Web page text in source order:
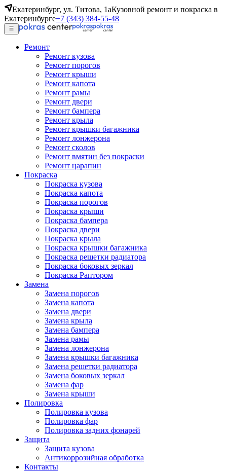
Екатеринбург, ул. Титова, 1аКузовной ремонт и покраска в
Екатеринбурге+7 (343) 384-55-48
Ремонт
Ремонт кузова
Ремонт порогов
Ремонт крыши
Ремонт капота
Ремонт рамы
Ремонт двери
Ремонт бампера
Ремонт крыла
Ремонт крышки багажника
Ремонт лонжерона
Ремонт сколов
Ремонт вмятин без покраски
Ремонт царапин
Покраска
Покраска кузова
Покраска капота
Покраска порогов
Покраска крыши
Покраска бампера
Покраска двери
Покраска крыла
Покраска крышки багажника
Покраска решетки радиатора
Покраска боковых зеркал
Покраска Раптором
Замена
Замена порогов
Замена капота
Замена двери
Замена крыла
Замена бампера
Замена рамы
Замена лонжерона
Замена крышки багажника
Замена решетки радиатора
Замена боковых зеркал
Замена фар
Замена крыши
Полировка
Полировка кузова
Полировка фар
Полировка задних фонарей
Защита
Защита кузова
Антикоррозийная обработка
Контакты